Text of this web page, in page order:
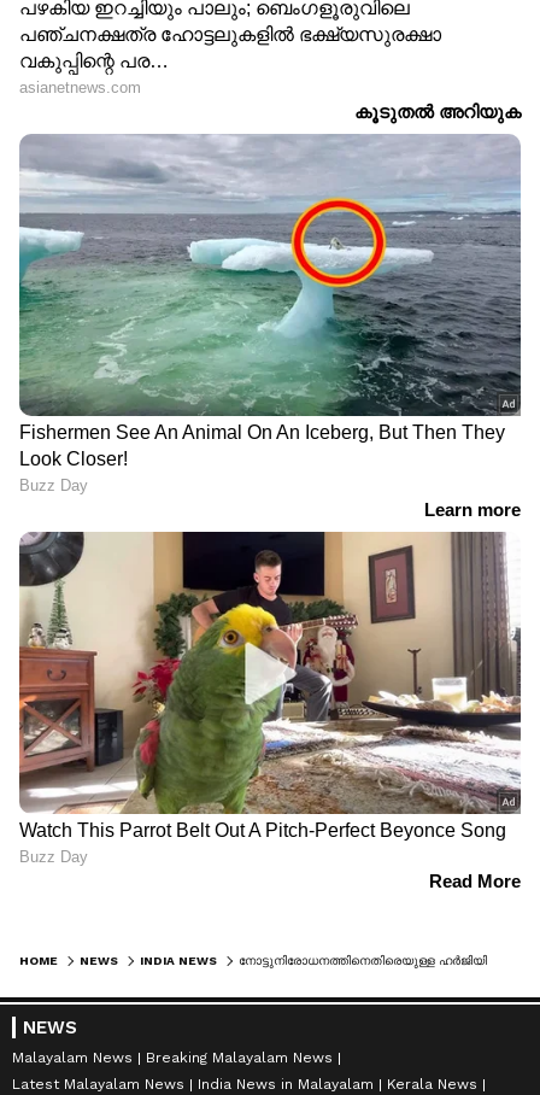
HOME NEWS INDIA NEWS
NEWS
Malayalam News
Breaking Malayalam News
Latest Malayalam News
India News in Malayalam
Kerala News